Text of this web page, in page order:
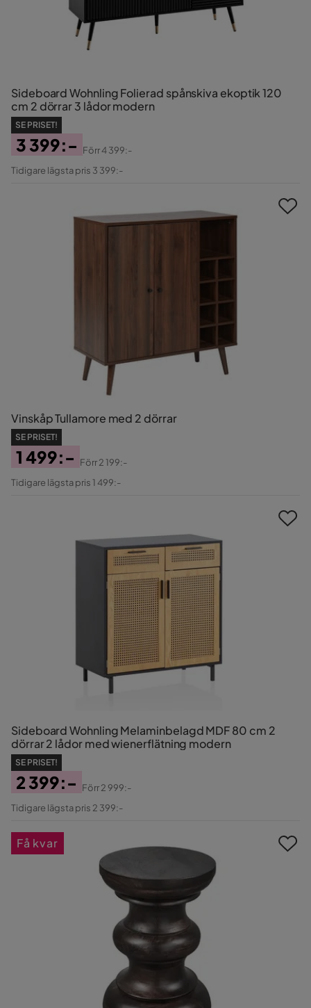
Sideboard Wohnling Folierad spånskiva ekoptik 120
cm 2 dörrar 3 lådor modern
SE PRISET!
Pris
3 399:-
Original
Förr4 399:-
Tidigare lägsta pris 3 399:-
Vinskåp Tullamore med 2 dörrar
SE PRISET!
Pris
1 499:-
Original
Förr2 199:-
Tidigare lägsta pris 1 499:-
Sideboard Wohnling Melaminbelagd MDF 80 cm 2
dörrar 2 lådor med wienerflätning modern
SE PRISET!
Pris
2 399:-
Original
Förr2 999:-
Tidigare lägsta pris 2 399:-
Få kvar